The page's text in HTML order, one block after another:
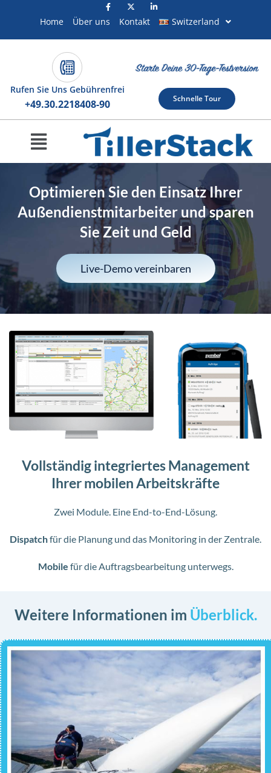
Home Über uns Kontakt Switzerland
Rufen Sie Uns Gebührenfrei
+49.30.2218408-90 Schnelle Tour
Menu
Optimieren Sie den Einsatz Ihrer
Außendienstmitarbeiter und sparen
Sie Zeit und Geld
Live-Demo vereinbaren
Vollständig integriertes Management
Ihrer mobilen Arbeitskräfte
Zwei Module. Eine End-to-End-Lösung.
Dispatchfür die Planung und das Monitoring in der Zentrale.
Mobile für die Auftragsbearbeitung unterwegs.
Weitere Informationen im Überblick.